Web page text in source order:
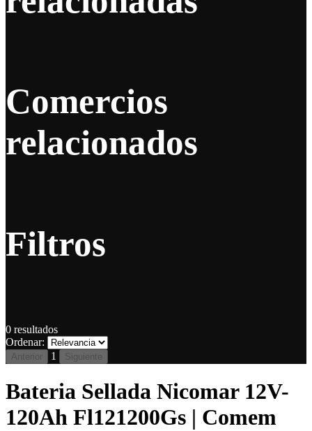
Comercios
relacionados
Filtros
0 resultados
Ordenar:
Anterior 1 Siguiente
Bateria Sellada Nicomar 12V-
120Ah Fl121200Gs | Comem